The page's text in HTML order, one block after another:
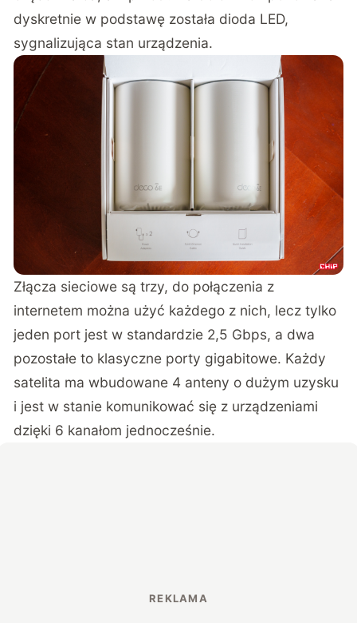
dyskretnie w podstawę została dioda LED,
sygnalizująca stan urządzenia.
Złącza sieciowe są trzy, do połączenia z
internetem można użyć każdego z nich, lecz tylko
jeden port jest w standardzie 2,5 Gbps, a dwa
pozostałe to klasyczne porty gigabitowe. Każdy
satelita ma wbudowane 4 anteny o dużym uzysku
i jest w stanie komunikować się z urządzeniami
dzięki 6 kanałom jednocześnie.